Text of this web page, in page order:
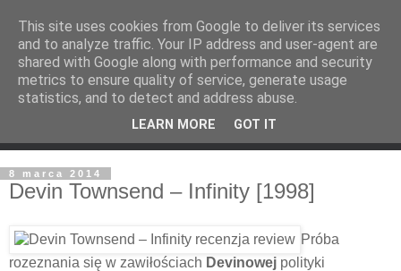
8 marca 2014
Devin Townsend – Infinity [1998]
Próba
rozeznania się w zawiłościach Devinowej polityki
This site uses cookies from Google to deliver its services
and to analyze traffic. Your IP address and user-agent are
shared with Google along with performance and security
metrics to ensure quality of service, generate usage
statistics, and to detect and address abuse.
LEARN MORE GOT IT